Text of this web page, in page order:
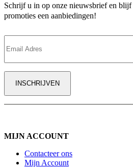
Schrijf u in op onze nieuwsbrief en blijf
promoties een aanbiedingen!
MIJN ACCOUNT
Contacteer ons
Mijn Account